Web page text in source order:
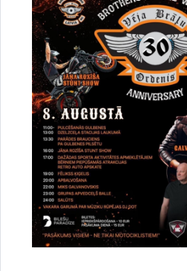
_gat
Statistikas
uzlabotu vietnes
pakalpojumus)
Izmanto Google
pieprasījuma līmeni.
1 minūte
_gid